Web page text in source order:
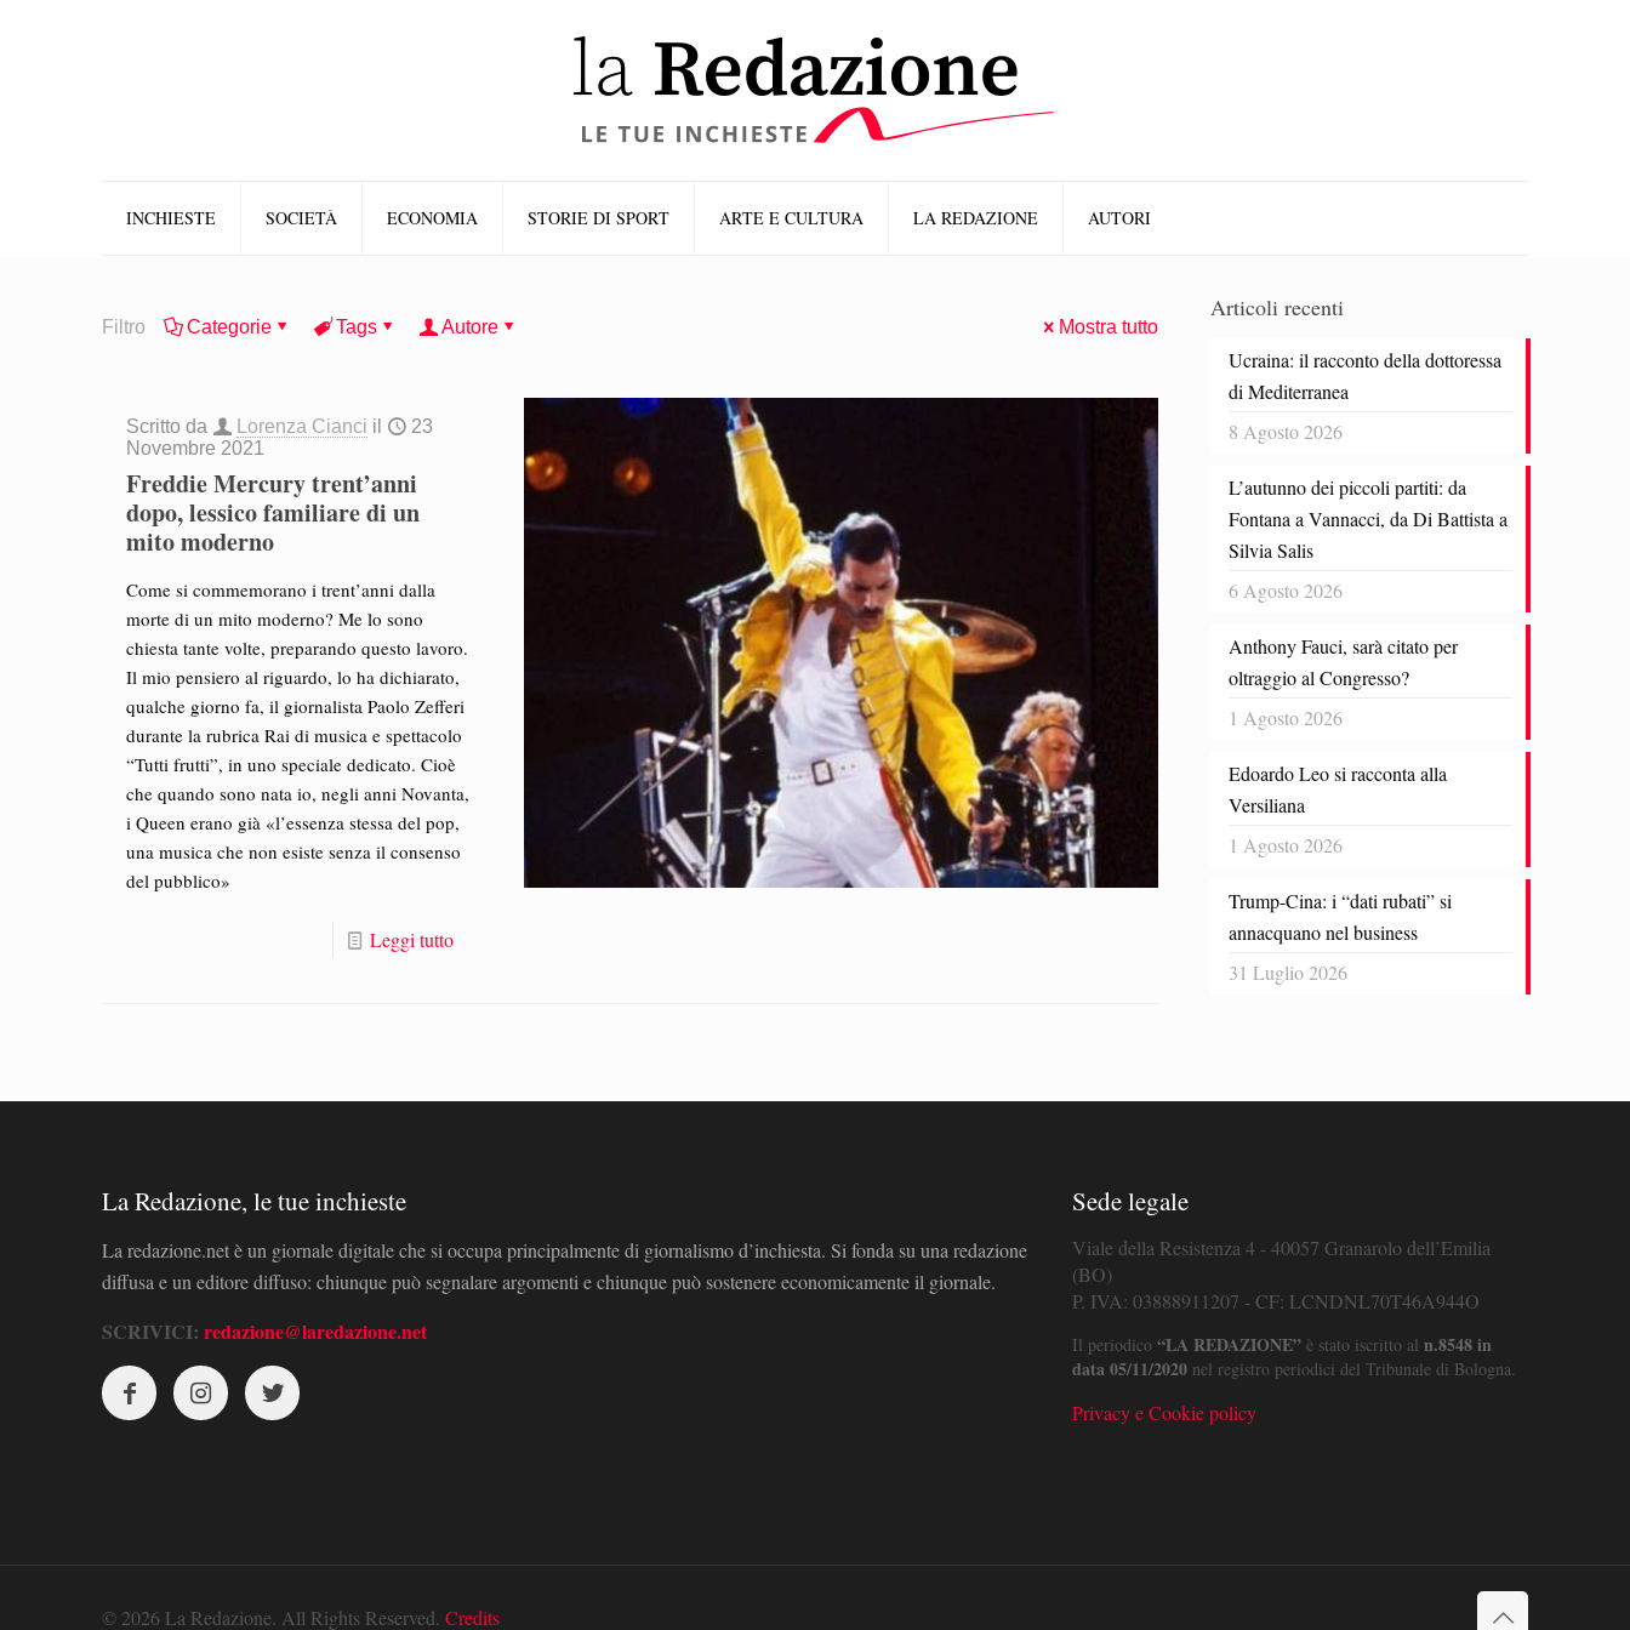
INCHIESTE SOCIETÀ ECONOMIA STORIE DI SPORT ARTE E CULTURA LA REDAZIONE AUTORI
Filtro Categorie Tags Autore Mostra tutto
Scritto da Lorenza Cianci il
23
Novembre 2021
Freddie Mercury trent’anni
dopo, lessico familiare di un
mito moderno
Come si commemorano i trent’anni dalla
morte di un mito moderno? Me lo sono
chiesta tante volte, preparando questo lavoro.
Il mio pensiero al riguardo, lo ha dichiarato,
qualche giorno fa, il giornalista Paolo Zefferi
durante la rubrica Rai di musica e spettacolo
“Tutti frutti”, in uno speciale dedicato. Cioè
che quando sono nata io, negli anni Novanta,
i Queen erano già «l’essenza stessa del pop,
una musica che non esiste senza il consenso
del pubblico»
Leggi tutto
Articoli recenti
Ucraina: il racconto della dottoressa
di Mediterranea
8 Agosto 2026
L’autunno dei piccoli partiti: da
Fontana a Vannacci, da Di Battista a
Silvia Salis
6 Agosto 2026
Anthony Fauci, sarà citato per
oltraggio al Congresso?
1 Agosto 2026
Edoardo Leo si racconta alla
Versiliana
1 Agosto 2026
Trump-Cina: i “dati rubati” si
annacquano nel business
31 Luglio 2026
La Redazione, le tue inchieste
La redazione.net è un giornale digitale che si occupa principalmente di giornalismo d’inchiesta. Si fonda su una redazione
diffusa e un editore diffuso: chiunque può segnalare argomenti e chiunque può sostenere economicamente il giornale.
SCRIVICI: redazione@laredazione.net
Sede legale
Viale della Resistenza 4 - 40057 Granarolo dell’Emilia
(BO)
P. IVA: 03888911207 - CF: LCNDNL70T46A944O
Il periodico “LA REDAZIONE”è stato iscritto al n.8548 in
data 05/11/2020nel registro periodici del Tribunale di Bologna.
Privacy e Cookie policy
© 2026 La Redazione. All Rights Reserved. Credits